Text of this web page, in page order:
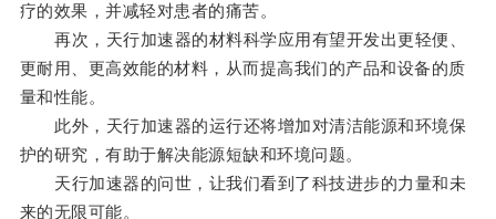
疗的效果，并减轻对患者的痛苦。
再次，天行加速器的材料科学应用有望开发出更轻便、
更耐用、更高效能的材料，从而提高我们的产品和设备的质
量和性能。
此外，天行加速器的运行还将增加对清洁能源和环境保
护的研究，有助于解决能源短缺和环境问题。
天行加速器的问世，让我们看到了科技进步的力量和未
来的无限可能。